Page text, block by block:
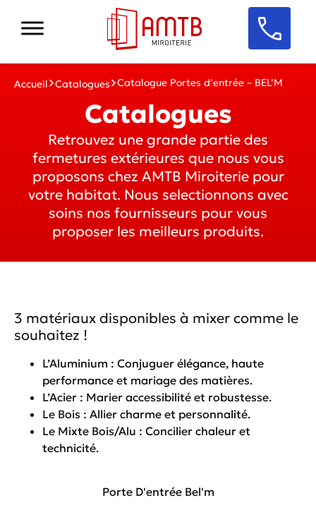
Accueil Catalogues Catalogue Portes d’entrée – BEL’M
Catalogues
Retrouvez une grande partie des
fermetures extérieures que nous vous
proposons chez AMTB Miroiterie pour
votre habitat. Nous selectionnons avec
soins nos fournisseurs pour vous
proposer les meilleurs produits.
3 matériaux disponibles à mixer comme le
souhaitez !
L’Aluminium : Conjuguer élégance, haute
performance et mariage des matières.
L’Acier : Marier accessibilité et robustesse.
Le Bois : Allier charme et personnalité.
Le Mixte Bois/Alu : Concilier chaleur et
technicité.
Porte D'entrée Bel'm